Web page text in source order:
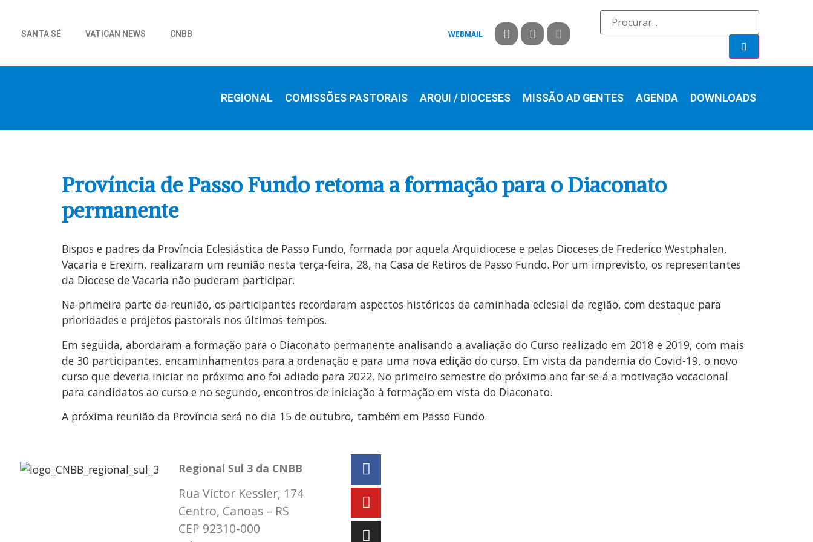
SANTA SÉ VATICAN NEWS CNBB WEBMAIL
REGIONAL COMISSÕES PASTORAIS ARQUI / DIOCESES MISSÃO AD GENTES AGENDA DOWNLOADS
Província de Passo Fundo retoma a formação para o Diaconato
permanente
Bispos e padres da Província Eclesiástica de Passo Fundo, formada por aquela Arquidiocese e pelas Dioceses de Frederico Westphalen,
Vacaria e Erexim, realizaram um reunião nesta terça-feira, 28, na Casa de Retiros de Passo Fundo. Por um imprevisto, os representantes
da Diocese de Vacaria não puderam participar.
Na primeira parte da reunião, os participantes recordaram aspectos históricos da caminhada eclesial da região, com destaque para
prioridades e projetos pastorais nos últimos tempos.
Em seguida, abordaram a formação para o Diaconato permanente analisando a avaliação do Curso realizado em 2018 e 2019, com mais
de 30 participantes, encaminhamentos para a ordenação e para uma nova edição do curso. Em vista da pandemia do Covid-19, o novo
curso que deveria iniciar no próximo ano foi adiado para 2022. No primeiro semestre do próximo ano far-se-á a motivação vocacional
para candidatos ao curso e no segundo, encontros de iniciação à formação em vista do Diaconato.
A próxima reunião da Província será no dia 15 de outubro, também em Passo Fundo.
Regional Sul 3 da CNBB
Rua Víctor Kessler, 174
Centro, Canoas – RS
CEP 92310-000